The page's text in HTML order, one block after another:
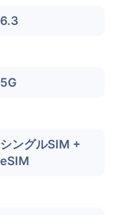
6.3
5G
シングルSIM +
eSIM